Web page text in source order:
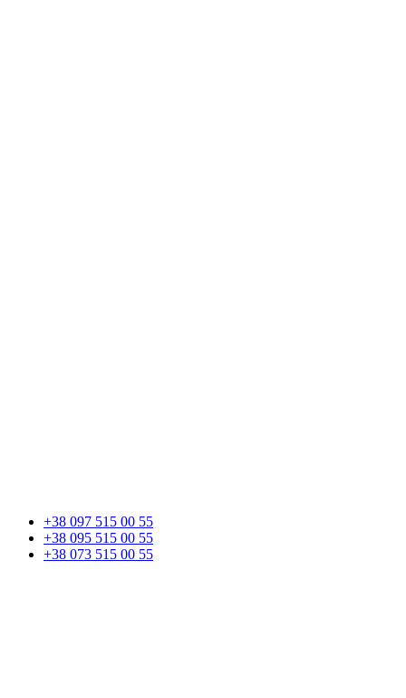
+38 097 515 00 55
+38 095 515 00 55
+38 073 515 00 55